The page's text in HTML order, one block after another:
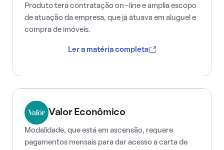
Produto terá contratação on-line e amplia escopo
de atuação da empresa, que já atuava em aluguel e
compra de imóveis.
Ler a matéria completa
Valor Econômico
Modalidade, que está em ascensão, requere
pagamentos mensais para dar acesso a carta de